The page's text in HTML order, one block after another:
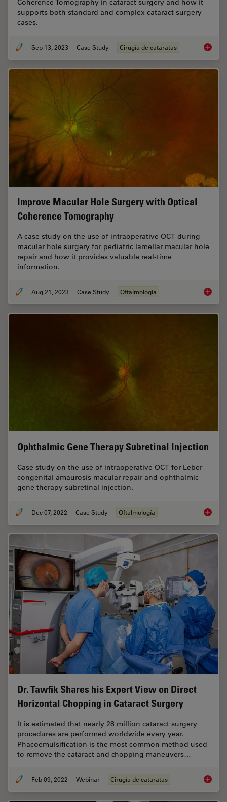
Coherence Tomography in cataract surgery and how it
supports both standard and complex cataract surgery
cases.
Sep 13, 2023 Case Study Cirugía de cataratas
Improve Macular Hole Surgery with Optical
Coherence Tomography
A case study on the use of intraoperative OCT during
macular hole surgery for pediatric lamellar macular hole
repair and how it provides valuable real-time
information.
Aug 21, 2023 Case Study Oftalmología
Ophthalmic Gene Therapy Subretinal Injection
Case study on the use of intraoperative OCT for Leber
congenital amaurosis macular repair and ophthalmic
gene therapy subretinal injection.
Dec 07, 2022 Case Study Oftalmología
Dr. Tawfik Shares his Expert View on Direct
Horizontal Chopping in Cataract Surgery
It is estimated that nearly 28 million cataract surgery
procedures are performed worldwide every year.
Phacoemulsification is the most common method used
to remove the cataract and chopping maneuvers…
Feb 09, 2022 Webinar Cirugía de cataratas Dr.